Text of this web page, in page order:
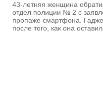
43-летняя женщина
отдел полиции № 2 с
пропаже смартфона.
после того, как она